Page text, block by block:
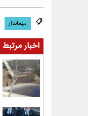
مهماندار
اخبار مرتبط